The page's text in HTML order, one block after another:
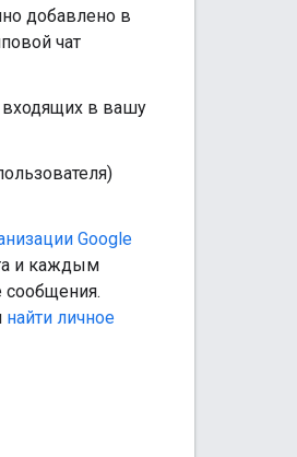
добавлено в
чат
входящих в вашу
Google
и каждым
сообщения.
найти личное